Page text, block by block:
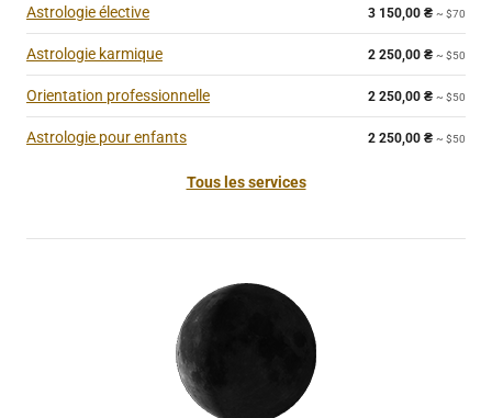
Astrologie élective 3 150,00 ₴ ~ $70
Astrologie karmique 2 250,00 ₴ ~ $50
Orientation professionnelle 2 250,00 ₴ ~ $50
Astrologie pour enfants 2 250,00 ₴ ~ $50
Tous les services